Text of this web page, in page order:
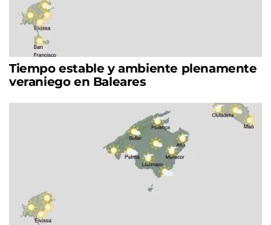
Tiempo estable y ambiente plenamente
veraniego en Baleares